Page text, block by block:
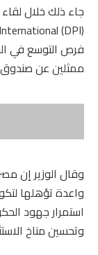
فرص التوسع في
ممثلين عن صندوق
وقال الوزير إن
واعدة تؤهلها
استمرار جهود
وتحسين مناخ